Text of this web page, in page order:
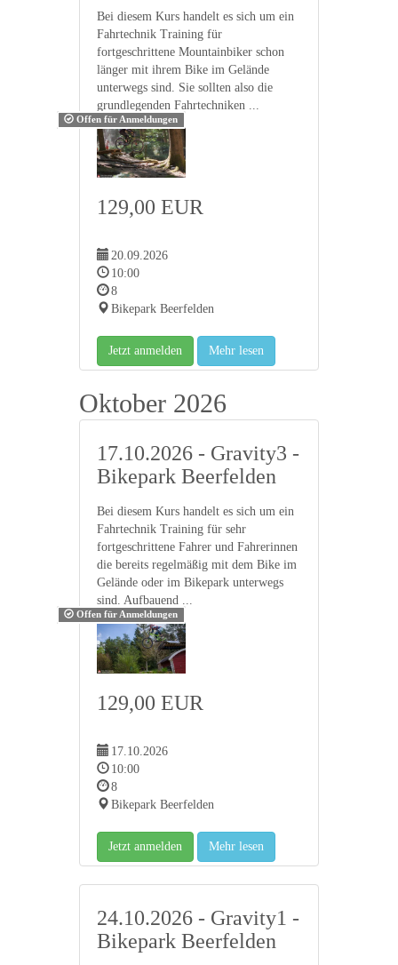
Bei diesem Kurs handelt es sich um ein
Fahrtechnik Training für
fortgeschrittene Mountainbiker schon
länger mit ihrem Bike im Gelände
unterwegs sind. Sie sollten also die
grundlegenden Fahrtechniken ...
Offen für Anmeldungen
129,00 EUR
20.09.2026
10:00
8
Bikepark Beerfelden
Jetzt anmelden Mehr lesen
Oktober 2026
17.10.2026 - Gravity3 -
Bikepark Beerfelden
Bei diesem Kurs handelt es sich um ein
Fahrtechnik Training für sehr
fortgeschrittene Fahrer und Fahrerinnen
die bereits regelmäßig mit dem Bike im
Gelände oder im Bikepark unterwegs
sind. Aufbauend ...
Offen für Anmeldungen
129,00 EUR
17.10.2026
10:00
8
Bikepark Beerfelden
Jetzt anmelden Mehr lesen
24.10.2026 - Gravity1 -
Bikepark Beerfelden